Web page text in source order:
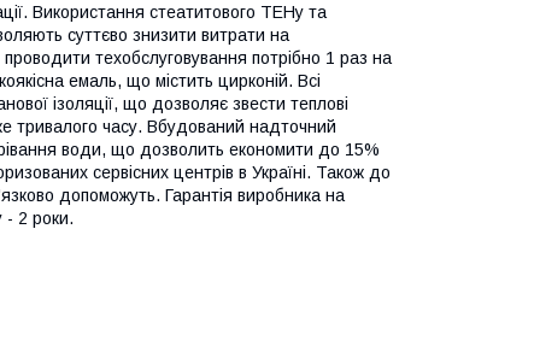
Використання стеатитового ТЕНу та
суттєво знизити витрати на
техобслуговування потрібно 1 раз на
емаль, що містить цирконій. Всі
ізоляції, що дозволяє звести теплові
тривалого часу. Вбудований надточний
води, що дозволить економити до 15%
сервісних центрів в Україні. Також до
допоможуть. Гарантія виробника на
- 2 роки.